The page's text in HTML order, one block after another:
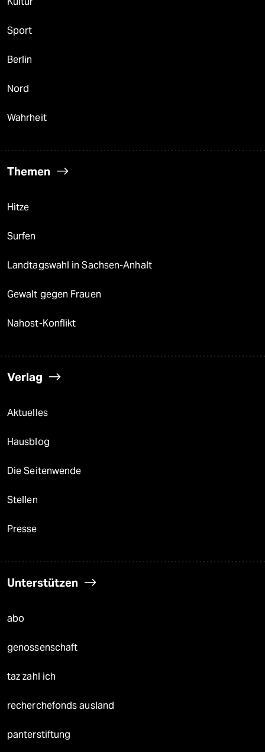
Sport
Berlin
Nord
Wahrheit
Themen
Hitze
Surfen
Landtagswahl in Sachsen-Anhalt
Gewalt gegen Frauen
Nahost-Konflikt
Verlag
Aktuelles
Hausblog
Die Seitenwende
Stellen
Presse
Unterstützen
abo
genossenschaft
taz zahl ich
recherchefonds ausland
panterstiftung